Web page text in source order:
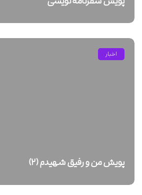
اخبار
پویش من و رفیق شهیدم (۲)